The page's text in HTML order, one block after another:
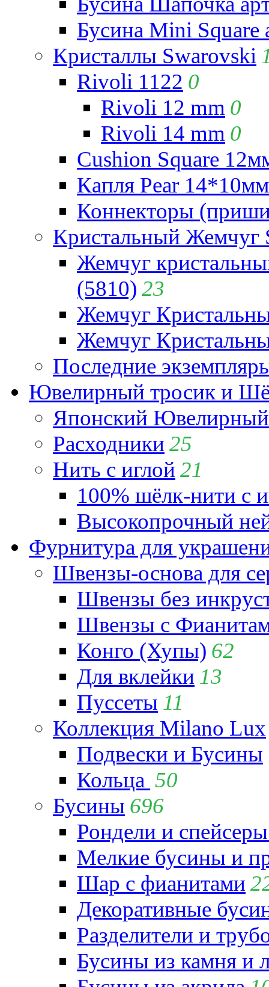
Бусина Mini Square
Кристаллы Swarovski
Rivoli 1122 0
Rivoli 12 mm 0
Rivoli 14 mm 0
Cushion Square
Капля Pear
Коннекторы
Кристальный Жемчуг
Жемчуг
(5810) 23
Жемчуг
Жемчуг
Последние
Ювелирный тросик и
Японский
Расходники 25
Нить с иглой 21
100% шёлк-нити с
Высокопрочный
Фурнитура для
Швензы-основа для
Швензы без
Швензы с
Конго (Хупы) 62
Для вклейки 13
Пуссеты 11
Коллекция Milano Lux
Подвески и Бусины
Кольца 50
Бусины 696
Рондели и
Мелкие бусины и
Шар с фианитами
Декоративные
Разделители и
Бусины из камня и